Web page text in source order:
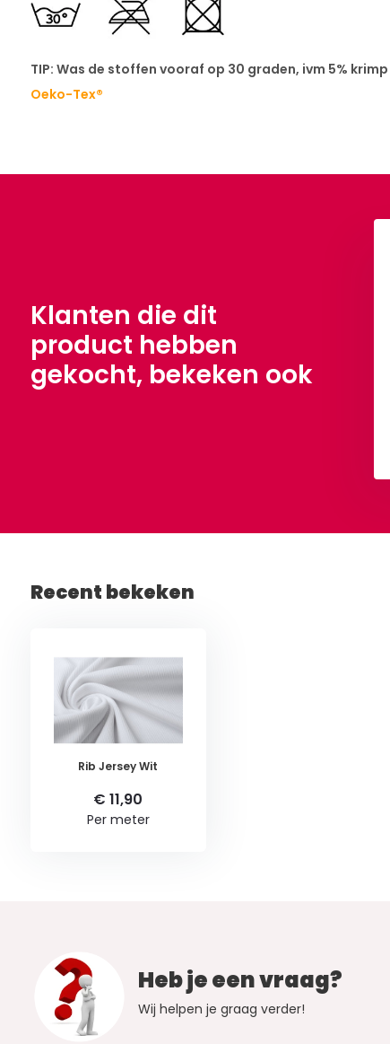
TIP: Was de stoffen vooraf op 30 graden, ivm 5% krimp
Oeko-Tex®
Klanten die dit
product hebben
gekocht, bekeken ook
Recent bekeken
Rib Jersey Wit
€ 11,90
Per meter
Heb je een vraag?
Wij helpen je graag verder!